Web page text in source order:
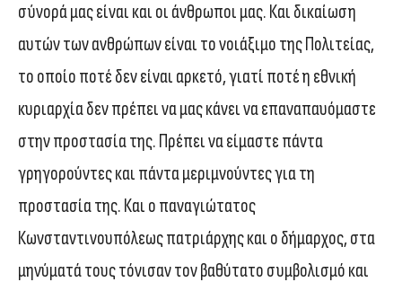
σύνορά μας είναι και οι άνθρωποι μας. Και δικαίωση
αυτών των ανθρώπων είναι το νοιάξιμο της Πολιτείας,
το οποίο ποτέ δεν είναι αρκετό, γιατί ποτέ η εθνική
κυριαρχία δεν πρέπει να μας κάνει να επαναπαυόμαστε
στην προστασία της. Πρέπει να είμαστε πάντα
γρηγορούντες και πάντα μεριμνούντες για τη
προστασία της. Και ο παναγιώτατος
Κωνσταντινουπόλεως πατριάρχης και ο δήμαρχος, στα
μηνύματά τους τόνισαν τον βαθύτατο συμβολισμό και